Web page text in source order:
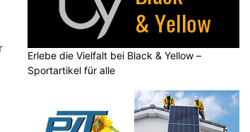
Erlebe die Vielfalt bei Black & Yellow –
Sportartikel für alle